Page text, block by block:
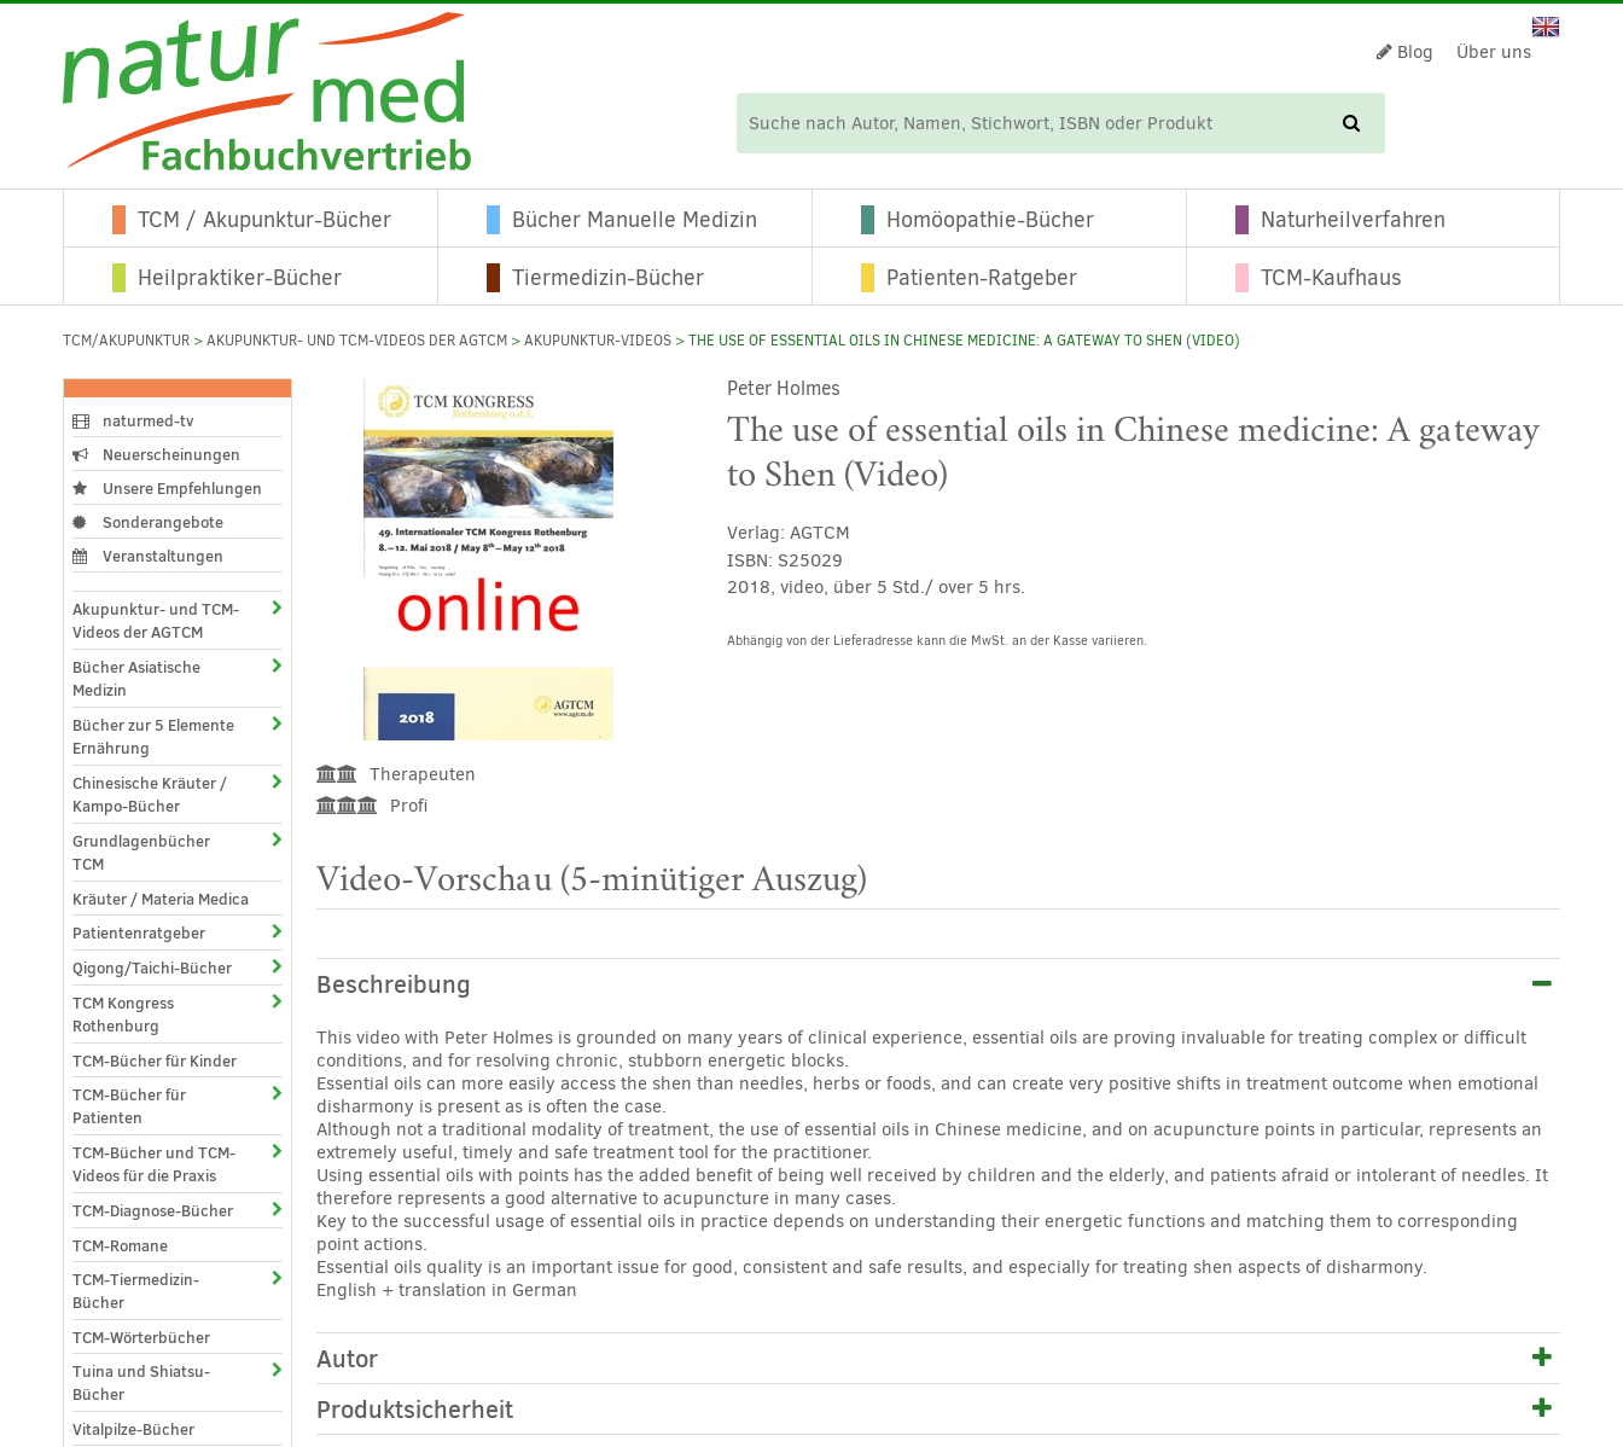
Blog Über uns
TCM / Akupunktur-Bücher Bücher Manuelle Medizin Homöopathie-Bücher
Naturheilverfahren
Heilpraktiker-Bücher
Tiermedizin-Bücher Patienten-Ratgeber TCM-Kaufhaus
TCM/AKUPUNKTUR >AKUPUNKTUR- UND TCM-VIDEOS DER AGTCM >AKUPUNKTUR-VIDEOS > THE USE OF ESSENTIAL OILS IN CHINESE MEDICINE: A GATEWAY TO SHEN (VIDEO)
Therapeuten
Profi
Peter Holmes
The use of essential oils in Chinese medicine: A gateway
to Shen (Video)
Verlag: AGTCM
ISBN: S25029
2018, video, über 5 Std./ over 5 hrs.
Abhängig von der Lieferadresse kann die MwSt. an der Kasse variieren.
Video-Vorschau (5-minütiger Auszug)
Beschreibung
This video with Peter Holmes is grounded on many years of clinical experience, essential oils are proving invaluable for treating complex or difficult
conditions, and for resolving chronic, stubborn energetic blocks.
Essential oils can more easily access the shen than needles, herbs or foods, and can create very positive shifts in treatment outcome when emotional
disharmony is present as is often the case.
Although not a traditional modality of treatment, the use of essential oils in Chinese medicine, and on acupuncture points in particular, represents an
extremely useful, timely and safe treatment tool for the practitioner.
Using essential oils with points has the added benefit of being well received by children and the elderly, and patients afraid or intolerant of needles. It
therefore represents a good alternative to acupuncture in many cases.
Key to the successful usage of essential oils in practice depends on understanding their energetic functions and matching them to corresponding
point actions.
Essential oils quality is an important issue for good, consistent and safe results, and especially for treating shen aspects of disharmony.
English + translation in German
Autor
Produktsicherheit
naturmed-tv
Neuerscheinungen
Unsere Empfehlungen
Sonderangebote
Veranstaltungen
Akupunktur- und TCM-
Videos der AGTCM
Bücher Asiatische
Medizin
Bücher zur 5 Elemente
Ernährung
Chinesische Kräuter /
Kampo-Bücher
Grundlagenbücher
TCM
Kräuter / Materia Medica
Patientenratgeber
Qigong/Taichi-Bücher
TCM Kongress
Rothenburg
TCM-Bücher für Kinder
TCM-Bücher für
Patienten
TCM-Bücher und TCM-
Videos für die Praxis
TCM-Diagnose-Bücher
TCM-Romane
TCM-Tiermedizin-
Bücher
TCM-Wörterbücher
Tuina und Shiatsu-
Bücher
Vitalpilze-Bücher